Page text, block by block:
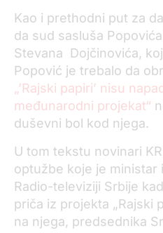
Kao i prethodni put za
da sud sasluša
Stevana Dojčinovića,
Popović je trebalo da
„’Rajski papiri’ nisu
međunarodni projekat“
duševni bol kod njega.
U tom tekstu novinari
optužbe koje je ministar
Radio-televiziji Srbije
priča iz projekta „Rajski
na njega, predsednika